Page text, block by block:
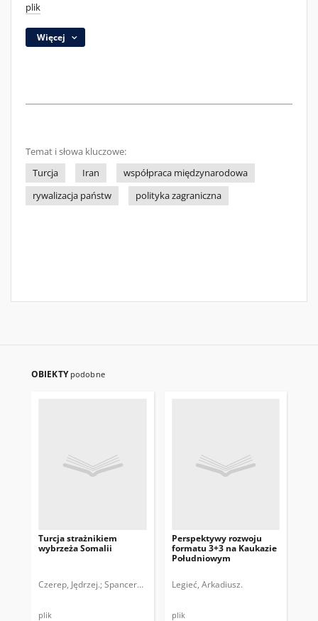
plik
Więcej
Temat i słowa kluczowe:
Turcja
Iran
współpraca międzynarodowa
rywalizacja państw
polityka zagraniczna
OBIEKTY podobne
Turcja strażnikiem
wybrzeża Somalii
Czerep, Jędrzej. Spancerska, Aleksandra Maria.
plik
Perspektywy rozwoju
formatu 3+3 na Kaukazie
Południowym
Legieć, Arkadiusz.
plik